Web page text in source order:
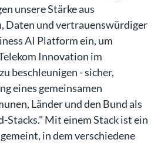
unsere Stärke aus
Daten und vertrauenswürdiger
AI Platform ein, um
Innovation im
beschleunigen - sicher,
eines gemeinsamen
Länder und den Bund als
Stacks." Mit einem Stack ist ein
in dem verschiedene